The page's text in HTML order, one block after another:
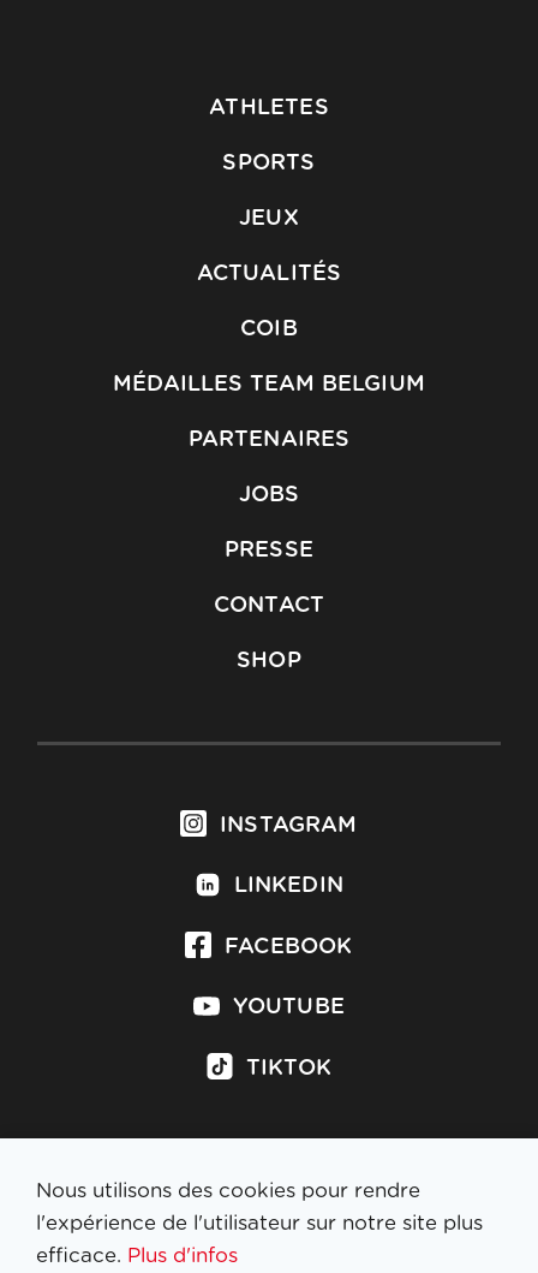
ATHLETES
SPORTS
JEUX
ACTUALITÉS
COIB
MÉDAILLES TEAM BELGIUM
PARTENAIRES
JOBS
PRESSE
CONTACT
SHOP
INSTAGRAM
LINKEDIN
FACEBOOK
YOUTUBE
TIKTOK
S'inscrire à la newsletter
Nous utilisons des cookies pour rendre
l'expérience de l'utilisateur sur notre site plus
efficace. Plus d'infos